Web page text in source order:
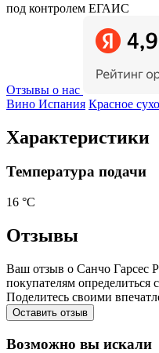
под контролем ЕГАИС
Отзывы о нас
Вино Испания Красное
Характеристики
Температура подачи
16 °С
Отзывы
Ваш отзыв о Санчо Гарсес
покупателям определиться
Поделитесь своими
Оставить отзыв
Возможно вы искали